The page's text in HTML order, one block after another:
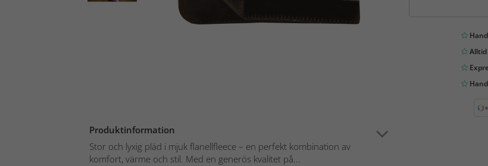
Produktinformation
Stor och lyxig pläd i mjuk flanellfleece – en perfekt kombination av
komfort, värme och stil. Med en generös kvalitet på...
Alltid